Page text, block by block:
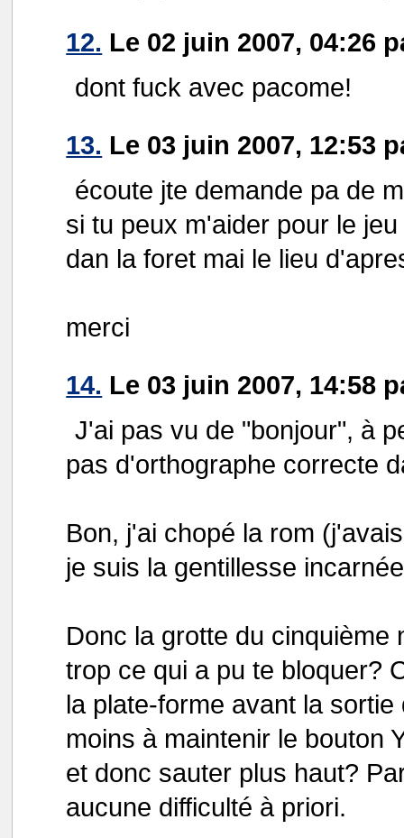
12. Le 02 juin 2007, 04:26
dont fuck avec pacome!
13. Le 03 juin 2007, 12:53
écoute jte demande pa de
si tu peux m'aider pour le
dan la foret mai le lieu
merci
14. Le 03 juin 2007, 14:58
J'ai pas vu de "bonjour", à
pas d'orthographe correcte
Bon, j'ai chopé la rom
je suis la gentillesse
Donc la grotte du
trop ce qui a pu te bloquer?
la plate-forme avant la
moins à maintenir le bouton
et donc sauter plus haut?
aucune difficulté à priori.